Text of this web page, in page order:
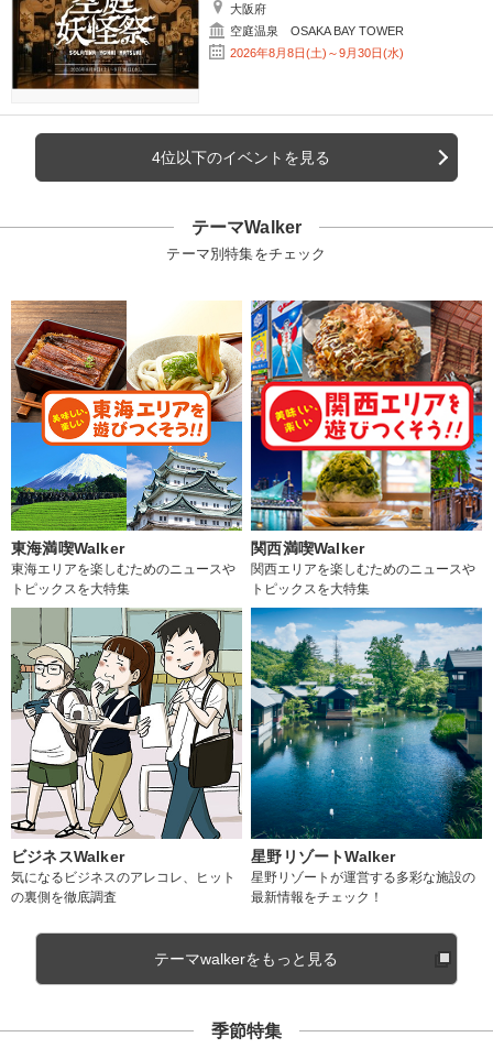
大阪府
空庭温泉 OSAKA BAY TOWER
2026年8月8日(土)～9月30日(水)
4位以下のイベントを見る
テーマWalker
テーマ別特集をチェック
東海満喫Walker
東海エリアを楽しむためのニュースや
トピックスを大特集
関西満喫Walker
関西エリアを楽しむためのニュースや
トピックスを大特集
ビジネスWalker
気になるビジネスのアレコレ、ヒット
の裏側を徹底調査
星野リゾートWalker
星野リゾートが運営する多彩な施設の
最新情報をチェック！
テーマwalkerをもっと見る
季節特集